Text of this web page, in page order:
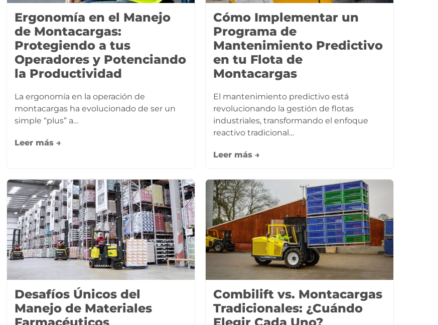
Ergonomía en el Manejo
de Montacargas:
Protegiendo a tus
Operadores y Potenciando
la Productividad
La ergonomía en la operación de
montacargas ha evolucionado de ser un
simple “plus” a…
Leer más →
Cómo Implementar un
Programa de
Mantenimiento Predictivo
en tu Flota de
Montacargas
El mantenimiento predictivo está
revolucionando la gestión de flotas
industriales, transformando el enfoque
reactivo tradicional…
Leer más →
Desafíos Únicos del
Manejo de Materiales
Combilift vs. Montacargas
Tradicionales: ¿Cuándo